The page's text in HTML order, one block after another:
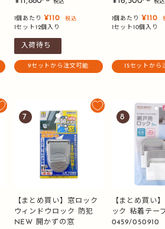
価
税込
1個あたり ¥110 税込
1セット12個入り
入荷待ち
9セットから注文可能
価
税込
1個あたり ¥110
1セット10個入り
15セットから
7
【まとめ買い】窓ロック
ウィンドウロック 防犯
NEW 開かずの窓
8
【まとめ買い
ック 粘着テー
0459/050910